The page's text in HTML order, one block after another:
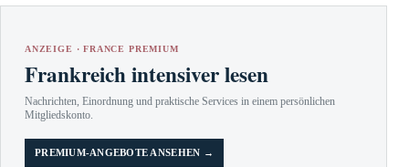
ANZEIGE · FRANCE PREMIUM
Frankreich intensiver lesen
Nachrichten, Einordnung und praktische Services in einem persönlichen
Mitgliedskonto.
PREMIUM-ANGEBOTE ANSEHEN →